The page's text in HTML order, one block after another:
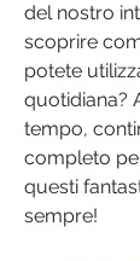
del nostro
scoprire
potete
quotidiana?
tempo,
completo
questi
sempre!